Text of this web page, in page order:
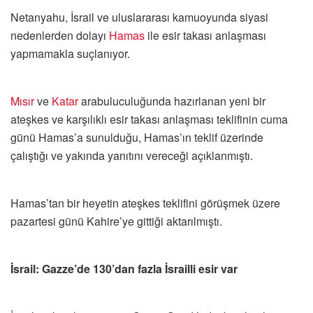
Netanyahu, İsrail ve uluslararası kamuoyunda siyasi
nedenlerden dolayı Hamas ile esir takası anlaşması
yapmamakla suçlanıyor.
Mısırve Katararabuluculuğunda hazırlanan yeni bir
ateşkes ve karşılıklı esir takası anlaşması teklifinin cuma
günü Hamas’a sunulduğu, Hamas’ın teklif üzerinde
çalıştığı ve yakında yanıtını vereceği açıklanmıştı.
Hamas’tan bir heyetin ateşkes teklifini görüşmek üzere
pazartesi günü Kahire’ye gittiği aktarılmıştı.
İsrail: Gazze’de 130’dan fazla İsrailli esir var